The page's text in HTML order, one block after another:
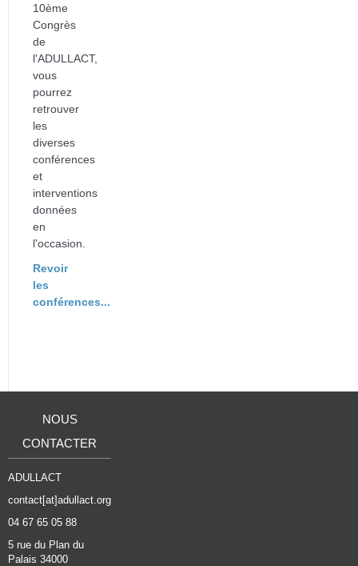
10ème
Congrès
de
l'ADULLACT,
vous
pourrez
retrouver
les
diverses
conférences
et
interventions
données
en
l'occasion.
Revoir
les
conférences...
NOUS
CONTACTER
ADULLACT
contact[at]adullact.org
04 67 65 05 88
5 rue du Plan du
Palais 34000